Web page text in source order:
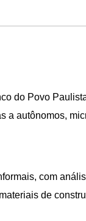
do Povo
a autônomos,
com
de